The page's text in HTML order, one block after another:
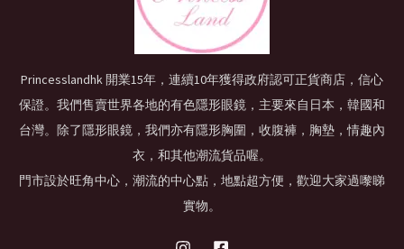
Princesslandhk 開業15年，連續10年獲得政府認可正貨商店，信心
保證。我們售賣世界各地的有色隱形眼鏡，主要來自日本，韓國和
台灣。除了隱形眼鏡，我們亦有隱形胸圍，收腹褲，胸墊，情趣內
衣，和其他潮流貨品喔。
門市設於旺角中心，潮流的中心點，地點超方便，歡迎大家過嚟睇
實物。